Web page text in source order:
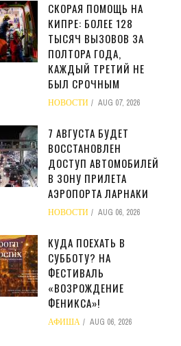
СКОРАЯ ПОМОЩЬ НА
КИПРЕ: БОЛЕЕ 128
ТЫСЯЧ ВЫЗОВОВ ЗА
ПОЛТОРА ГОДА,
КАЖДЫЙ ТРЕТИЙ НЕ
БЫЛ СРОЧНЫМ
НОВОСТИ AUG 07, 2026
7 АВГУСТА БУДЕТ
ВОССТАНОВЛЕН
ДОСТУП АВТОМОБИЛЕЙ
В ЗОНУ ПРИЛЕТА
АЭРОПОРТА ЛАРНАКИ
НОВОСТИ AUG 06, 2026
КУДА ПОЕХАТЬ В
СУББОТУ? НА
ФЕСТИВАЛЬ
«ВОЗРОЖДЕНИЕ
ФЕНИКСА»!
АФИША AUG 06, 2026
US
Limassol, Cyprus
. All rights reserved.